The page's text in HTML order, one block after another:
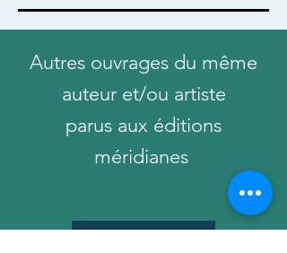
Autres ouvrages du même
auteur et/ou artiste
parus aux éditions
méridianes